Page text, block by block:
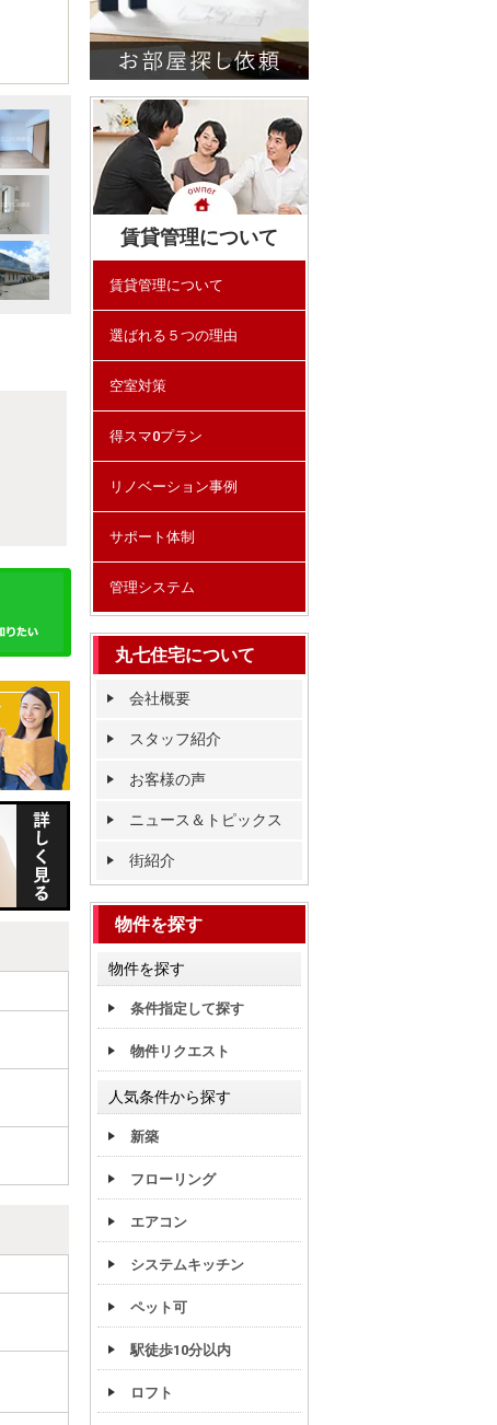
賃貸管理について
賃貸管理について
選ばれる５つの理由
空室対策
得スマ0プラン
リノベーション事例
サポート体制
管理システム
丸七住宅について
会社概要
スタッフ紹介
お客様の声
ニュース＆トピックス
街紹介
物件を探す
物件を探す
条件指定して探す
物件リクエスト
人気条件から探す
新築
フローリング
エアコン
システムキッチン
ペット可
駅徒歩10分以内
ロフト